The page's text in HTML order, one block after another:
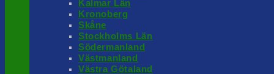
Kalmar Län
Kronoberg
Skåne
Stockholms Län
Södermanland
Västmanland
Västra Götaland